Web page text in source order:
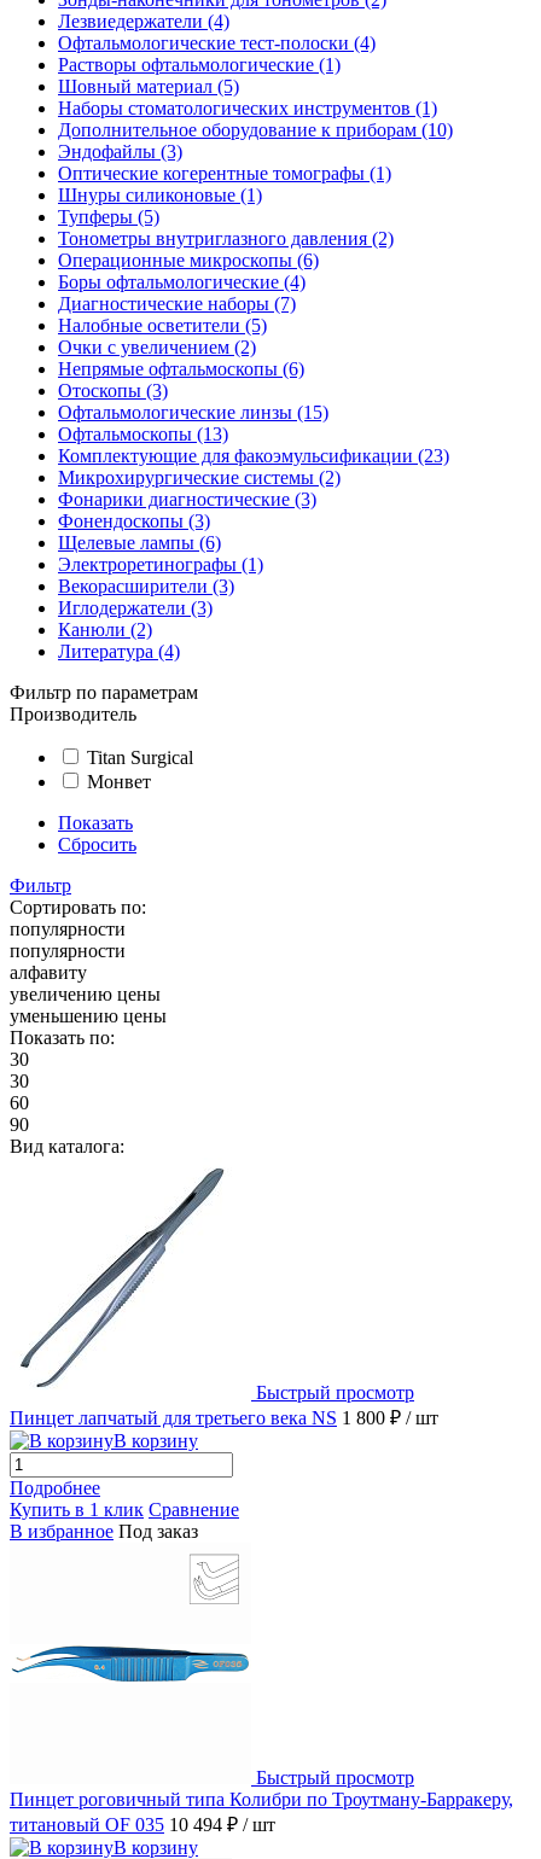
Лезвиедержатели (4)
Офтальмологические тест-полоски (4)
Растворы офтальмологические (1)
Шовный материал (5)
Наборы стоматологических инструментов (1)
Дополнительное оборудование к приборам (10)
Эндофайлы (3)
Оптические когерентные томографы (1)
Шнуры силиконовые (1)
Тупферы (5)
Тонометры внутриглазного давления (2)
Операционные микроскопы (6)
Боры офтальмологические (4)
Диагностические наборы (7)
Налобные осветители (5)
Очки с увеличением (2)
Непрямые офтальмоскопы (6)
Отоскопы (3)
Офтальмологические линзы (15)
Офтальмоскопы (13)
Комплектующие для факоэмульсификации (23)
Микрохирургические системы (2)
Фонарики диагностические (3)
Фонендоскопы (3)
Щелевые лампы (6)
Электроретинографы (1)
Векорасширители (3)
Иглодержатели (3)
Канюли (2)
Литература (4)
Фильтр по параметрам
Производитель
Titan Surgical
Монвет
Показать
Сбросить
Фильтр
Сортировать по:
популярности
популярности
алфавиту
увеличению цены
уменьшению цены
Показать по:
30
30
60
90
Вид каталога:
Быстрый просмотр
Пинцет лапчатый для третьего века NS 1 800 ₽ / шт
В корзину
Подробнее
Купить в 1 клик Сравнение
В избранное Под заказ
Быстрый просмотр
Пинцет роговичный типа Колибри по Троутману-Барракеру,
титановый OF 035 10 494 ₽ / шт
В корзину